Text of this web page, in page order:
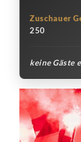
Zuschauer
250
keine Gäste